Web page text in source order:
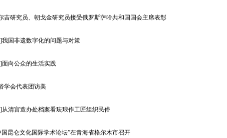
吉研究员、朝戈金研究员接受俄罗斯萨哈共和国国会主席表彰
我国非遗数字化的问题与对策
面向公众的生活实践
学会代表团访美
从清宫造办处档案看珐琅作工匠组织民俗
国昆仑文化国际学术论坛”在青海省格尔木市召开